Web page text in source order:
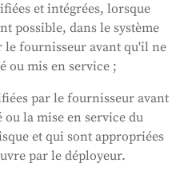
et intégrées, lorsque
possible, dans le système
le fournisseur avant qu'il ne
ou mis en service ;
par le fournisseur avant
la mise en service du
et qui sont appropriées
par le déployeur.